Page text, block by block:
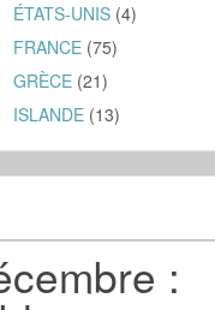
ÉTATS-UNIS (4)
FRANCE (75)
GRÈCE (21)
ISLANDE (13)
: